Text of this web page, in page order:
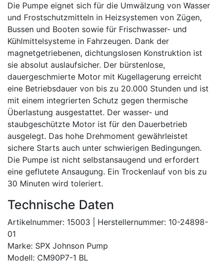
Die Pumpe eignet sich für die Umwälzung von Wasser
und Frostschutzmitteln in Heizsystemen von Zügen,
Bussen und Booten sowie für Frischwasser- und
Kühlmittelsysteme in Fahrzeugen. Dank der
magnetgetriebenen, dichtungslosen Konstruktion ist
sie absolut auslaufsicher. Der bürstenlose,
dauergeschmierte Motor mit Kugellagerung erreicht
eine Betriebsdauer von bis zu 20.000 Stunden und ist
mit einem integrierten Schutz gegen thermische
Überlastung ausgestattet. Der wasser- und
staubgeschützte Motor ist für den Dauerbetrieb
ausgelegt. Das hohe Drehmoment gewährleistet
sichere Starts auch unter schwierigen Bedingungen.
Die Pumpe ist nicht selbstansaugend und erfordert
eine geflutete Ansaugung. Ein Trockenlauf von bis zu
30 Minuten wird toleriert.
Technische Daten
Artikelnummer: 15003 | Herstellernummer: 10-24898-
01
Marke: SPX Johnson Pump
Modell: CM90P7-1 BL